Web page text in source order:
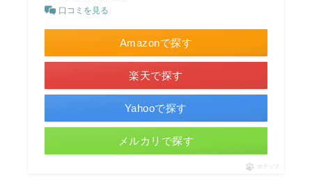
口コミを見る
Amazonで探す
楽天で探す
Yahooで探す
メルカリで探す
ポチップ